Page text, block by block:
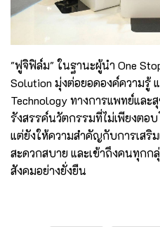
"ฟูจิฟิล์ม" ในฐานะผู้นำ One
Solution มุ่งต่อยอดองค์ความรู้
Technology ทางการแพทย์แล
รังสรรค์นวัตกรรมที่ไม่เพียงตอ
แต่ยังให้ความสำคัญกับการเสริ
สะดวกสบาย และเข้าถึงคนทุกก
สังคมอย่างยั่งยืน